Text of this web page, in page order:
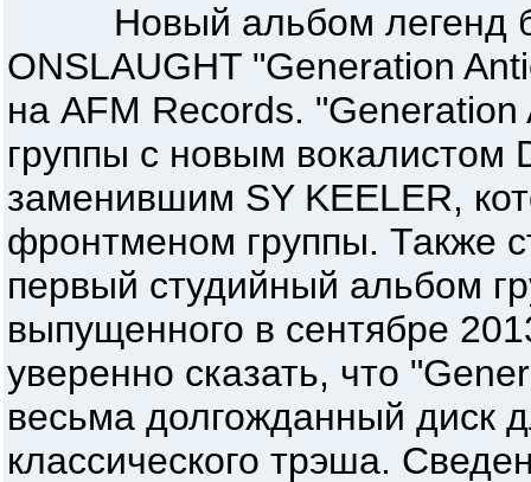
Новый альбом легенд
ONSLAUGHT "Generation
на AFM Records.
группы с новым вокалистом
заменившим SY KEELER,
фронтменом группы. Также
первый студийный альбом
выпущенного в сентябре
уверенно сказать, что
весьма долгожданный диск
классического трэша.